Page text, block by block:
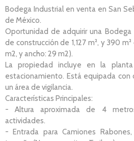
Bodega Industrial en venta en San
de México.
Oportunidad de adquirir una
de construcción de 1,127 m², y 390
m2, y ancho: 29 m2).
La propiedad incluye en la
estacionamiento. Está equipada con
un área de vigilancia.
Características Principales:
- Altura aproximada de 4
actividades.
- Entrada para Camiones